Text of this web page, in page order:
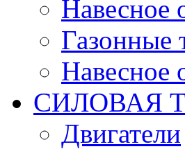
Навесное
Газонные
Навесное
СИЛОВАЯ
Двигатели